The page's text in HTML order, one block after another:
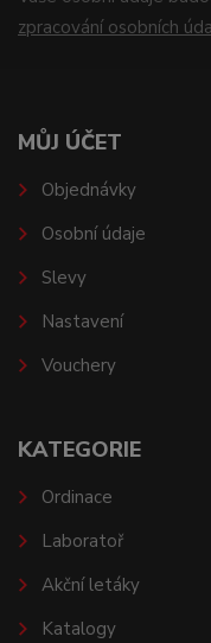
zpracování osobních
MŮJ ÚČET
Objednávky
Osobní údaje
Slevy
Nastavení
Vouchery
KATEGORIE
Ordinace
Laboratoř
Akční letáky
Katalogy